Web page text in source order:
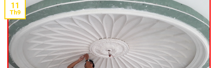
11
Th9